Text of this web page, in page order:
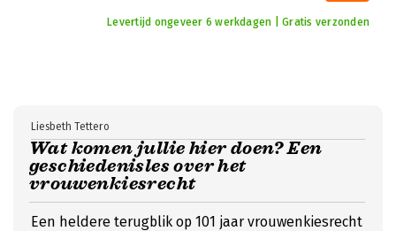
Levertijd ongeveer 6 werkdagen | Gratis verzonden
Wat komen jullie hier doen? Een
geschiedenisles over het
vrouwenkiesrecht
Liesbeth Tettero
Een heldere terugblik op 101 jaar vrouwenkiesrecht